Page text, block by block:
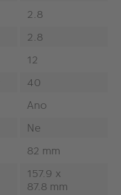
2.8
2.8
12
40
Ano
Ne
82 mm
157.9 x
87.8 mm